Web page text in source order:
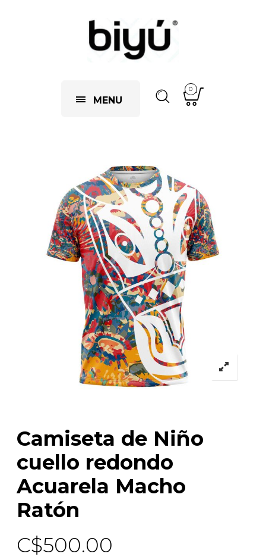
MENU
0
Camiseta de Niño
cuello redondo
Acuarela Macho
Ratón
C$500.00